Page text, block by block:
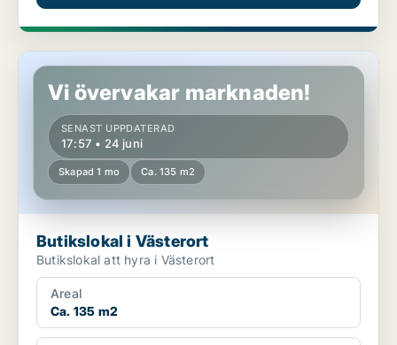
Butikslokal i Västerort
Vi övervakar marknaden!
SENAST UPPDATERAD
17:57 • 24 juni
Skapad 1 mo Ca. 135 m2
Butikslokal i Västerort
Butikslokal att hyra i Västerort
Areal
Ca. 135 m2